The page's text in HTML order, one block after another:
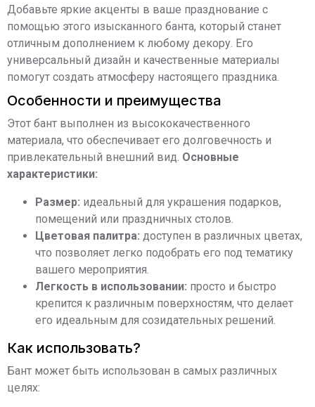
Добавьте яркие акценты в ваше празднование с
помощью этого изысканного банта, который станет
отличным дополнением к любому декору. Его
универсальный дизайн и качественные материалы
помогут создать атмосферу настоящего праздника.
Особенности и преимущества
Этот бант выполнен из высококачественного
материала, что обеспечивает его долговечность и
привлекательный внешний вид. Основные
характеристики:
Размер: идеальный для украшения подарков,
помещений или праздничных столов.
Цветовая палитра: доступен в различных цветах,
что позволяет легко подобрать его под тематику
вашего мероприятия.
Легкость в использовании: просто и быстро
крепится к различным поверхностям, что делает
его идеальным для созидательных решений.
Как использовать?
Бант может быть использован в самых различных
целях: